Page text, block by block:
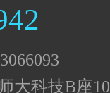
大科技B座